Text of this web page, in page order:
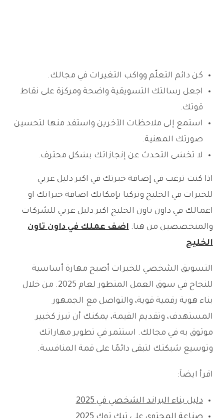
كن دائم التعلّم وواكب التغيرات في مجالك.
اجعل رسالتك التسويقية واضحة ومركزة على نقاط
قوتك.
استمع إلى ملاحظات الآخرين واستفد منها لتحسين
صورتك المهنية.
لا تخشى التحدث عن إنجازاتك بشكل محترف.
اذا كنت ترغب في إضافة خبرتك في اكبر دليل عربي
للخبرات في الخليج وتركيا بإمكانك اضافة خبراتك او
اعمالك في داون تاون الخليج اكبر دليل عربي للشركات
والمتخصصين من هنا:اضف عملك في داون تاون
الخليج
التسويق الشخصي للخبرات أصبح مهارة أساسية
للنجاح في سوق العمل المتطور لعام 2025. من خلال
بناء هوية رقمية قوية، والتواصل مع الجمهور
المستهدف، وتقديم القيمة، يمكنك أن تبرز كخبير
موثوق به في مجالك. استثمر في تطوير مهاراتك
وتوسيع شبكتك لتبقى دائمًا على قمة المنافسة.
اقرأ ايضآ:
دليل بناء البراند الشخصي في 2025